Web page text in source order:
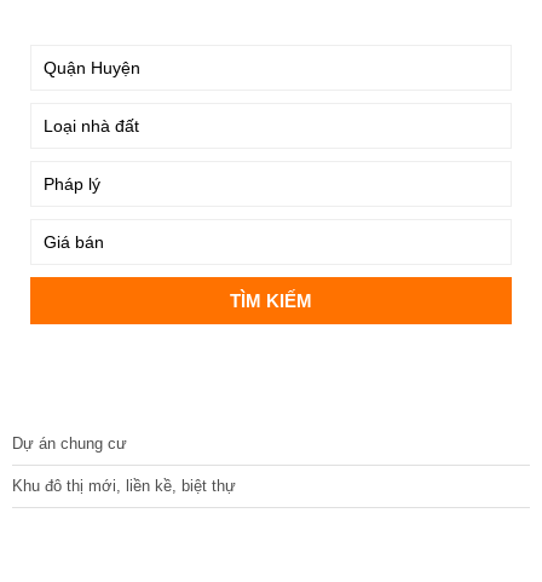
Dự án chung cư
Khu đô thị mới, liền kề, biệt thự